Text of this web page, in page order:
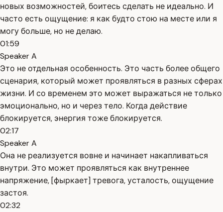
новых возможностей, боитесь сделать не идеально. И
часто есть ощущение: я как будто стою на месте или я
могу больше, но не делаю.
01:59
Speaker A
Это не отдельная особенность. Это часть более общего
сценария, который может проявляться в разных сферах
жизни. И со временем это может выражаться не только
эмоционально, но и через тело. Когда действие
блокируется, энергия тоже блокируется.
02:17
Speaker A
Она не реализуется вовне и начинает накапливаться
внутри. Это может проявляться как внутреннее
напряжение, [фыркает] тревога, усталость, ощущение
застоя.
02:32